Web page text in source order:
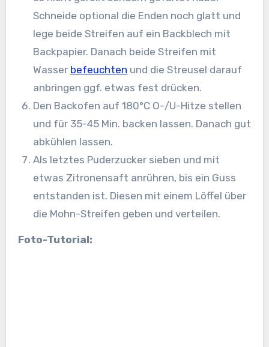
Schneide optional die Enden noch glatt und
lege beide Streifen auf ein Backblech mit
Backpapier. Danach beide Streifen mit
Wasser befeuchten und die Streusel darauf
anbringen ggf. etwas fest drücken.
Den Backofen auf 180°C O-/U-Hitze stellen
und für 35-45 Min. backen lassen. Danach gut
abkühlen lassen.
Als letztes Puderzucker sieben und mit
etwas Zitronensaft anrühren, bis ein Guss
entstanden ist. Diesen mit einem Löffel über
die Mohn-Streifen geben und verteilen.
Foto-Tutorial: